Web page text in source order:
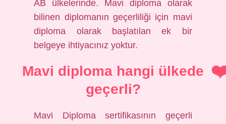
AB ülkelerinde. Mavi diploma olarak
bilinen diplomanın geçerliliği için mavi
diploma olarak başlatılan ek bir
belgeye ihtiyacınız yoktur.
Mavi diploma hangi ülkede
geçerli?
Mavi Diploma sertifikasının geçerli